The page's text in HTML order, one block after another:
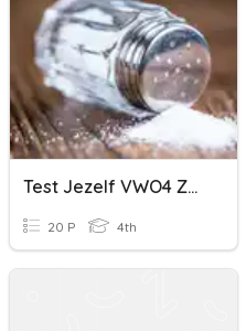
Test Jezelf VWO4 Zouten Chemie Overal H4
20 P 4th